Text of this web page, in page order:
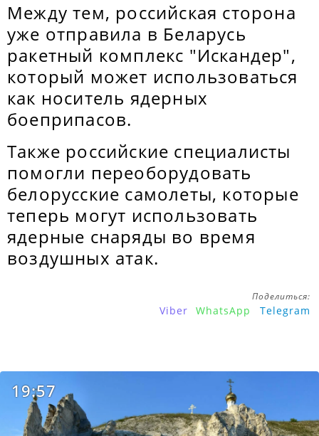
Между тем, российская сторона
уже отправила в Беларусь
ракетный комплекс "Искандер",
который может использоваться
как носитель ядерных
боеприпасов.
Также российские специалисты
помогли переоборудовать
белорусские самолеты, которые
теперь могут использовать
ядерные снаряды во время
воздушных атак.
Поделиться:
Viber WhatsApp Telegram
19:57